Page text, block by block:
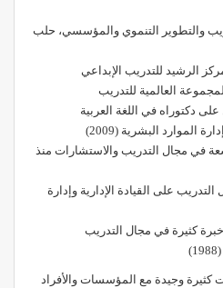
والتطوير التنموي والمؤسسي، حلب
الموارد البشرية (2009)
في مجال التدريب والاستشارات منذ
على القيادة الإدارية وإدارة
كثيرة في مجال التدريب
كثيرة وجيدة مع المؤسسات والأفراد